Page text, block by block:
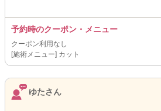
予約時のクーポン・メニュー
クーポン利用なし
[施術メニュー] カット
ゆたさん